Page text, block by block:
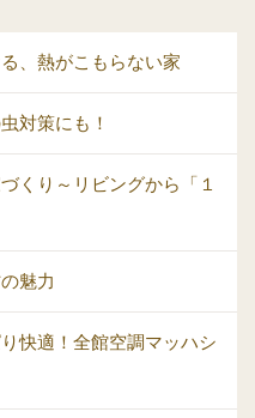
、熱がこもらない家
対策にも！
くり～リビングから「１
魅力
快適！全館空調マッハシ